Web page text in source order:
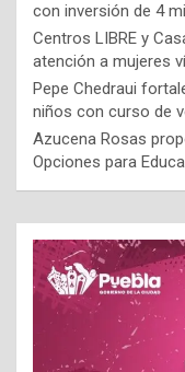
con inversión de 4
Centros LIBRE y
atención a mujeres
Pepe Chedraui
niños con curso de
Azucena Rosas
Opciones para